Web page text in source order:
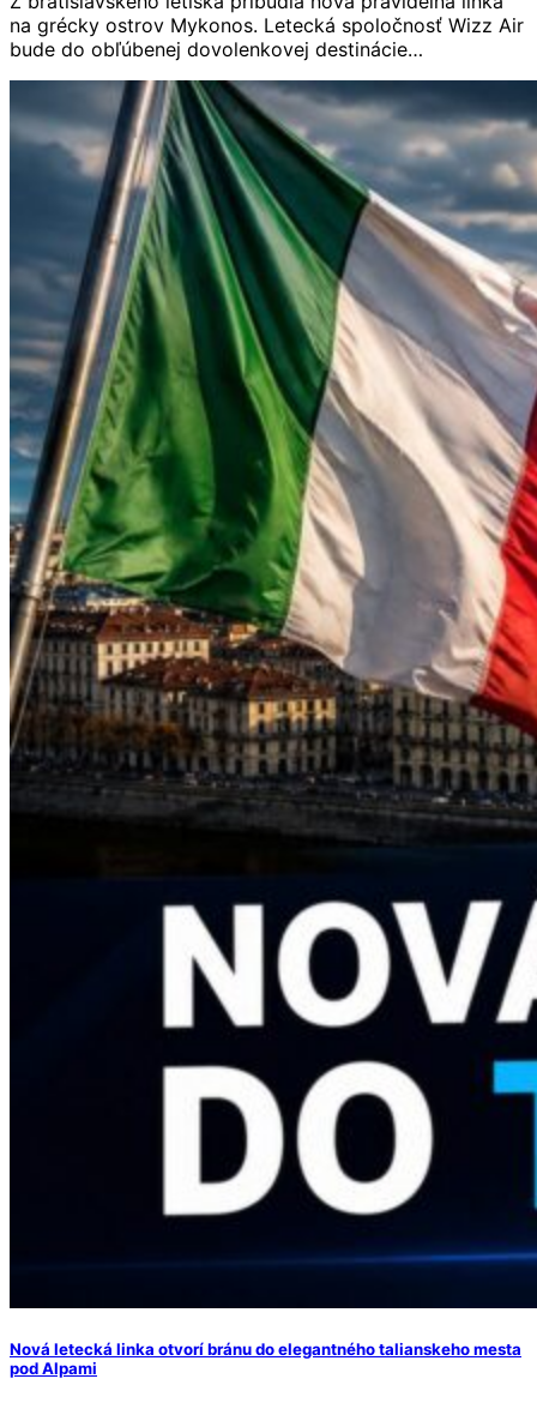
na grécky ostrov Mykonos. Letecká spoločnosť Wizz Air
bude do obľúbenej dovolenkovej destinácie…
Nová letecká linka otvorí bránu do elegantného talianskeho mesta
pod Alpami